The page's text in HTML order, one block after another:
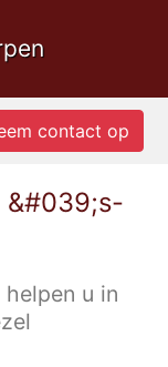
contact op
&#039;s-
u in